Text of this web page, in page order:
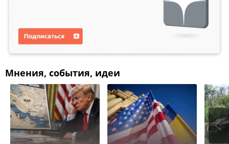
Мнения, события, идеи